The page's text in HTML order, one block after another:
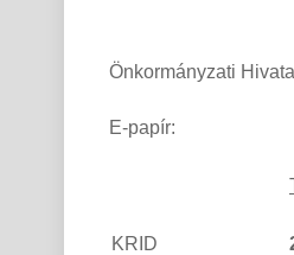
Önkormányzati
E-
KRID